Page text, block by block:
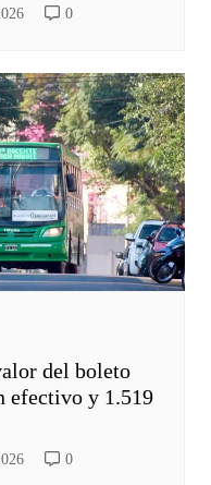
0
del boleto
efectivo y 1.519
0